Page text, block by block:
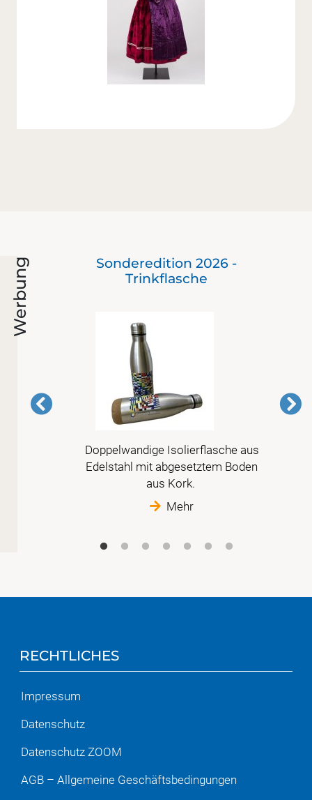
Werbung
Sonderedition 2026 -
Trinkflasche
Doppelwandige Isolierflasche aus
Edelstahl mit abgesetztem Boden
aus Kork.
Mehr
RECHTLICHES
Impressum
Datenschutz
Datenschutz ZOOM
AGB – Allgemeine Geschäftsbedingungen